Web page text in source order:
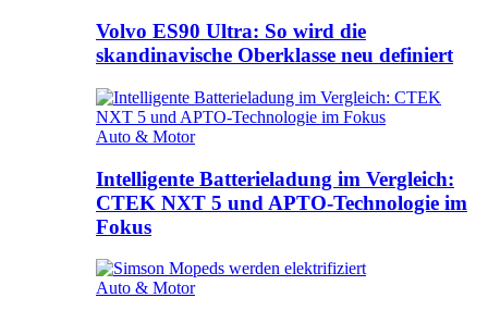
Volvo ES90 Ultra: So wird die
skandinavische Oberklasse neu definiert
Auto & Motor
Intelligente Batterieladung im Vergleich:
CTEK NXT 5 und APTO-Technologie im
Fokus
Auto & Motor